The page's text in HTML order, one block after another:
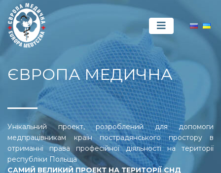
ЄВРОПА МЕДИЧНА
Унікальний проект, розроблений для допомоги
медпрацівникам країн пострадянського простору в
отриманні права професійної діяльності на території
республіки Польща
САМИЙ ВЕЛИКИЙ ПРОЕКТ НА ТЕРИТОРІЇ СНД